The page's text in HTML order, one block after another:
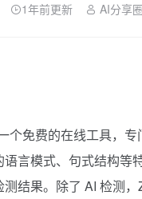
1年前更新 AI分享圈
个免费的在线工具，
言模式、句式结构等
测结果。除了 AI 检测